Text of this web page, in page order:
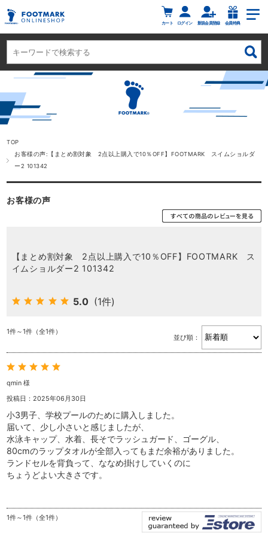
カート ログイン 新規会員登録 会員特典
TOP
お客様の声:【まとめ割対象 2点以上購入で10％OFF】FOOTMARK スイムショルダ
ー2 101342
お客様の声
【まとめ割対象 2点以上購入で10％OFF】FOOTMARK ス
イムショルダー2 101342
5.0 (1件)
1件～1件（全1件）
並び順：
qmin 様
投稿日：2025年06月30日
小3男子、学校プールのために購入しました。
届いて、少し小さいと感じましたが、
水泳キャップ、水着、長そでラッシュガード、ゴーグル、
80cmのラップタオルが全部入ってもまだ余裕がありました。
ランドセルを背負って、ななめ掛けしていくのに
ちょうどよい大きさです。
1件～1件（全1件）